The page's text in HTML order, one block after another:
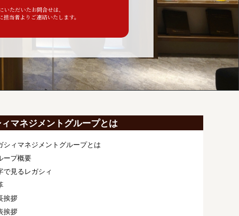
ただいたお問合せは、
当者よりご連絡いたします。
ィマネジメントグループとは
シィマネジメントグループとは
ープ概要
で見るレガシィ
挨拶
挨拶